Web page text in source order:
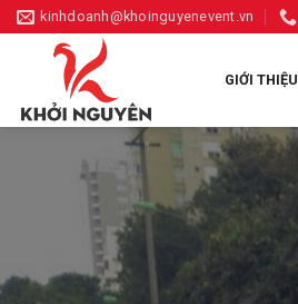
Skip
to
kinhdoanh@khoinguyenevent.vn
GIỚI THIỆU